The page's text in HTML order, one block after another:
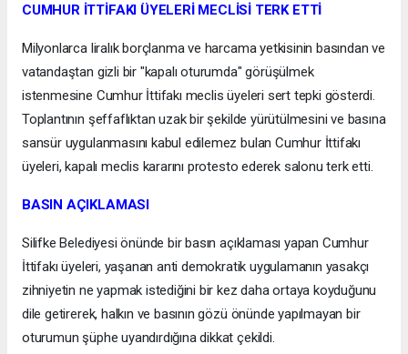
CUMHUR İTTİFAKI ÜYELERİ MECLİSİ TERK ETTİ
Milyonlarca liralık borçlanma ve harcama yetkisinin basından ve
vatandaştan gizli bir "kapalı oturumda" görüşülmek
istenmesine Cumhur İttifakı meclis üyeleri sert tepki gösterdi.
Toplantının şeffaflıktan uzak bir şekilde yürütülmesini ve basına
sansür uygulanmasını kabul edilemez bulan Cumhur İttifakı
üyeleri, kapalı meclis kararını protesto ederek salonu terk etti.
BASIN AÇIKLAMASI
Silifke Belediyesi önünde bir basın açıklaması yapan Cumhur
İttifakı üyeleri, yaşanan anti demokratik uygulamanın yasakçı
zihniyetin ne yapmak istediğini bir kez daha ortaya koyduğunu
dile getirerek, halkın ve basının gözü önünde yapılmayan bir
oturumun şüphe uyandırdığına dikkat çekildi.